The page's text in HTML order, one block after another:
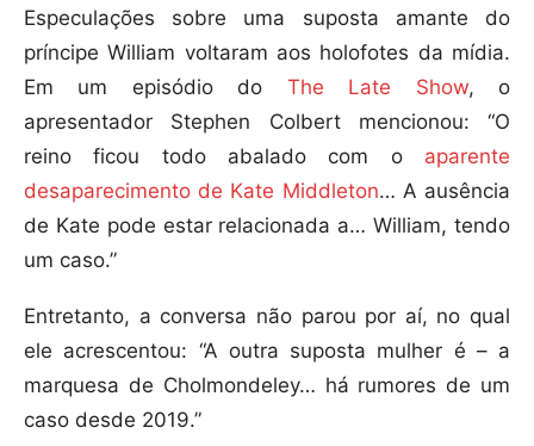
Especulações sobre uma suposta amante do
príncipe William voltaram aos holofotes da mídia.
Em um episódio do The Late Show, o
apresentador Stephen Colbert mencionou: “O
reino ficou todo abalado com o aparente
desaparecimento de Kate Middleton… A ausência
de Kate pode estar relacionada a… William, tendo
um caso.”
Entretanto, a conversa não parou por aí, no qual
ele acrescentou: “A outra suposta mulher é – a
marquesa de Cholmondeley… há rumores de um
caso desde 2019.”